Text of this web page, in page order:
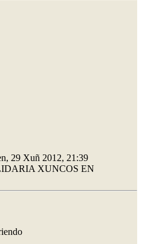
29 Xuñ 2012, 21:39
XUNCOS EN